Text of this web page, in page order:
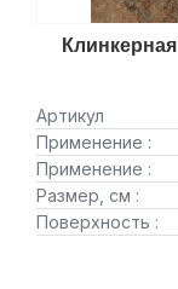
Артикул
Применение :
Применение :
Размер, см :
Поверхность :